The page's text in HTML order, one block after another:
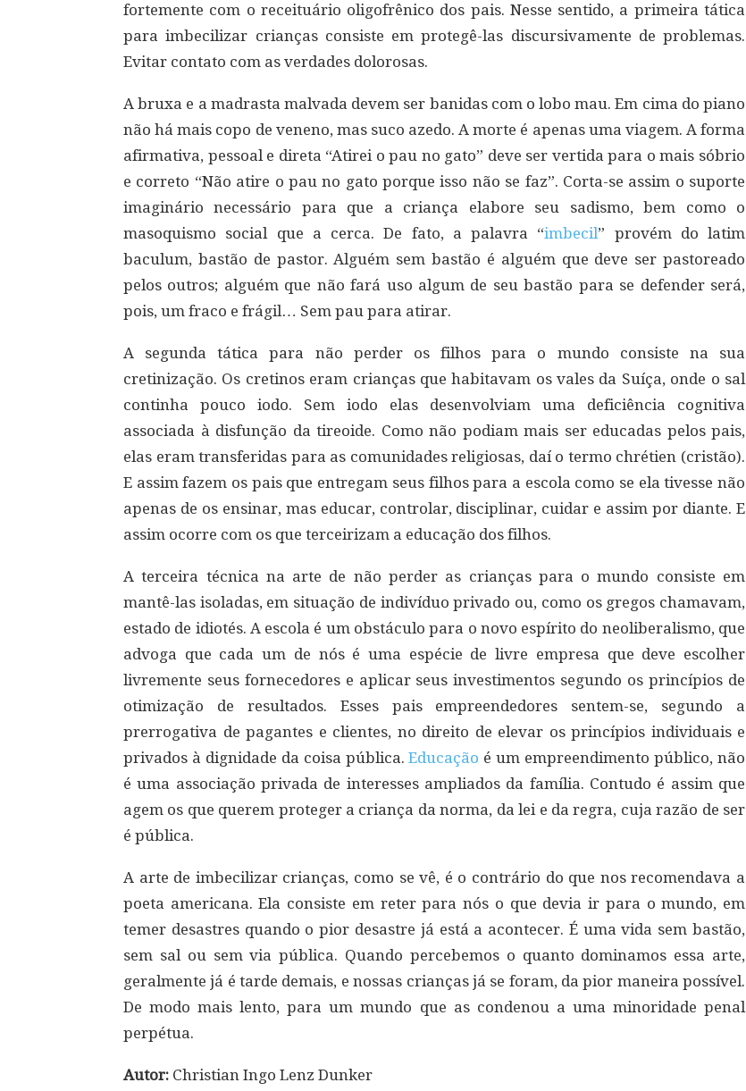
fortemente com o receituário oligofrênico dos pais. Nesse sentido, a primeira tática
para imbecilizar crianças consiste em protegê-las discursivamente de problemas.
Evitar contato com as verdades dolorosas.
A bruxa e a madrasta malvada devem ser banidas com o lobo mau. Em cima do piano
não há mais copo de veneno, mas suco azedo. A morte é apenas uma viagem. A forma
afirmativa, pessoal e direta “Atirei o pau no gato” deve ser vertida para o mais sóbrio
e correto “Não atire o pau no gato porque isso não se faz”. Corta-se assim o suporte
imaginário necessário para que a criança elabore seu sadismo, bem como o
masoquismo social que a cerca. De fato, a palavra “imbecil” provém do latim
baculum, bastão de pastor. Alguém sem bastão é alguém que deve ser pastoreado
pelos outros; alguém que não fará uso algum de seu bastão para se defender será,
pois, um fraco e frágil… Sem pau para atirar.
A segunda tática para não perder os filhos para o mundo consiste na sua
cretinização. Os cretinos eram crianças que habitavam os vales da Suíça, onde o sal
continha pouco iodo. Sem iodo elas desenvolviam uma deficiência cognitiva
associada à disfunção da tireoide. Como não podiam mais ser educadas pelos pais,
elas eram transferidas para as comunidades religiosas, daí o termo chrétien (cristão).
E assim fazem os pais que entregam seus filhos para a escola como se ela tivesse não
apenas de os ensinar, mas educar, controlar, disciplinar, cuidar e assim por diante. E
assim ocorre com os que terceirizam a educação dos filhos.
A terceira técnica na arte de não perder as crianças para o mundo consiste em
mantê-las isoladas, em situação de indivíduo privado ou, como os gregos chamavam,
estado de idiotés. A escola é um obstáculo para o novo espírito do neoliberalismo, que
advoga que cada um de nós é uma espécie de livre empresa que deve escolher
livremente seus fornecedores e aplicar seus investimentos segundo os princípios de
otimização de resultados. Esses pais empreendedores sentem-se, segundo a
prerrogativa de pagantes e clientes, no direito de elevar os princípios individuais e
privados à dignidade da coisa pública.Educação é um empreendimento público, não
é uma associação privada de interesses ampliados da família. Contudo é assim que
agem os que querem proteger a criança da norma, da lei e da regra, cuja razão de ser
é pública.
A arte de imbecilizar crianças, como se vê, é o contrário do que nos recomendava a
poeta americana. Ela consiste em reter para nós o que devia ir para o mundo, em
temer desastres quando o pior desastre já está a acontecer. É uma vida sem bastão,
sem sal ou sem via pública. Quando percebemos o quanto dominamos essa arte,
geralmente já é tarde demais, e nossas crianças já se foram, da pior maneira possível.
De modo mais lento, para um mundo que as condenou a uma minoridade penal
perpétua.
Autor: Christian Ingo Lenz Dunker